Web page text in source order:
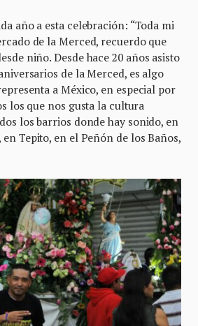
año a esta celebración: “Toda mi
de la Merced, recuerdo que
niño. Desde hace 20 años asisto
de la Merced, es algo
a México, en especial por
los que nos gusta la cultura
los barrios donde hay sonido, en
en Tepito, en el Peñón de los Baños,